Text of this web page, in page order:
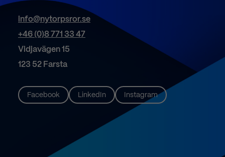
info@nytorpsror.se
+46 (0)8 771 33 47
Vidjavägen 15
123 52 Farsta
Facebook LinkedIn Instagram